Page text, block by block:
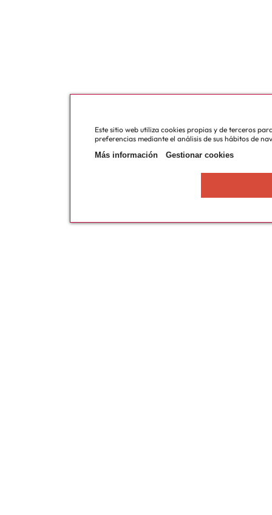
Este sitio web utiliza cookies propias y de terceros
preferencias mediante el análisis de sus hábitos de
Más información
Gestionar cookies